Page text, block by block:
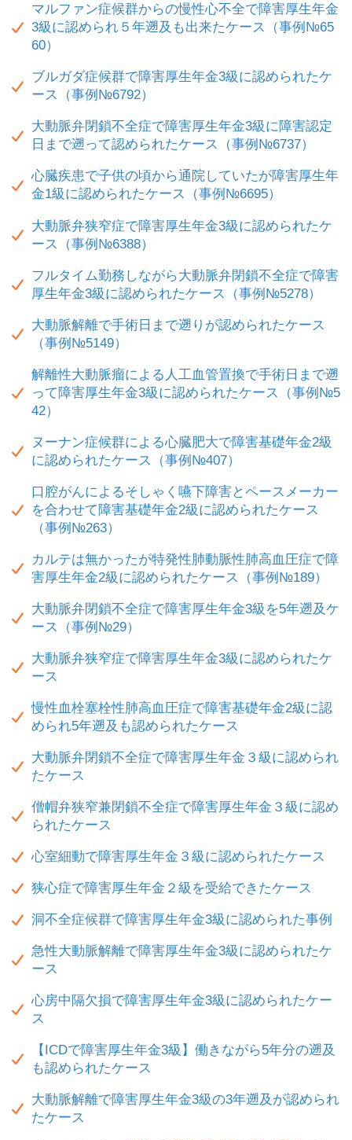
マルファン症候群からの慢性心不全で障害厚生年金
3級に認められ５年遡及も出来たケース（事例№65
60）
ブルガダ症候群で障害厚生年金3級に認められたケ
ース（事例№6792）
大動脈弁閉鎖不全症で障害厚生年金3級に障害認定
日まで遡って認められたケース（事例№6737）
心臓疾患で子供の頃から通院していたが障害厚生年
金1級に認められたケース（事例№6695）
大動脈弁狭窄症で障害厚生年金3級に認められたケ
ース（事例№6388）
フルタイム勤務しながら大動脈弁閉鎖不全症で障害
厚生年金3級に認められたケース（事例№5278）
大動脈解離で手術日まで遡りが認められたケース
（事例№5149）
解離性大動脈瘤による人工血管置換で手術日まで遡
って障害厚生年金3級に認められたケース（事例№5
42）
ヌーナン症候群による心臓肥大で障害基礎年金2級
に認められたケース（事例№407）
口腔がんによるそしゃく嚥下障害とペースメーカー
を合わせて障害基礎年金2級に認められたケース
（事例№263）
カルテは無かったが特発性肺動脈性肺高血圧症で障
害厚生年金2級に認められたケース（事例№189）
大動脈弁閉鎖不全症で障害厚生年金3級を5年遡及ケ
ース（事例№29）
大動脈弁狭窄症で障害厚生年金3級に認められたケ
ース
慢性血栓塞栓性肺高血圧症で障害基礎年金2級に認
められ5年遡及も認められたケース
大動脈弁閉鎖不全症で障害厚生年金３級に認められ
たケース
僧帽弁狭窄兼閉鎖不全症で障害厚生年金３級に認め
られたケース
心室細動で障害厚生年金３級に認められたケース
狭心症で障害厚生年金２級を受給できたケース
洞不全症候群で障害厚生年金3級に認められた事例
急性大動脈解離で障害厚生年金3級に認められたケ
ース
心房中隔欠損で障害厚生年金3級に認められたケー
ス
【ICDで障害厚生年金3級】働きながら5年分の遡及
も認められたケース
大動脈解離で障害厚生年金3級の3年遡及が認められ
たケース